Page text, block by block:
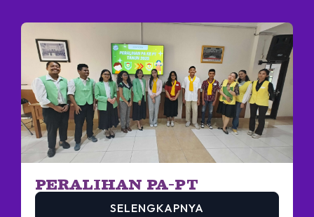
PERALIHAN PA-PT
SELENGKAPNYA